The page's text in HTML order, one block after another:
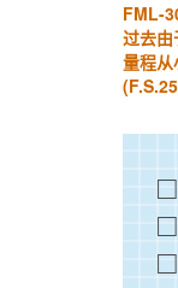
FML-
过去由
量程